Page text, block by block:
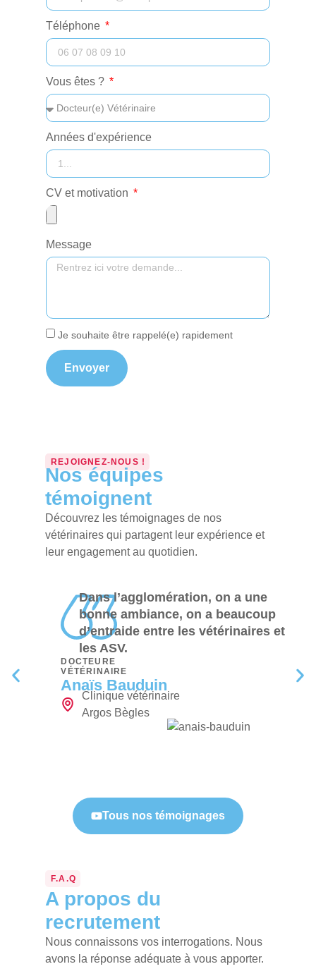
Téléphone
Vous êtes ?
Années d'expérience
CV et motivation
Message
Je souhaite être rappelé(e) rapidement
Envoyer
REJOIGNEZ-NOUS !
Nos équipes
témoignent
Découvrez les témoignages de nos
vétérinaires qui partagent leur expérience et
leur engagement au quotidien.
Dans l’agglomération, on a une
bonne ambiance, on a beaucoup
d’entraide entre les vétérinaires et
les ASV.
DOCTEURE
VÉTÉRINAIRE
Anaïs Bauduin
Clinique vétérinaire
Argos Bègles
Tous nos témoignages
F.A.Q
A propos du
recrutement
Nous connaissons vos interrogations. Nous
avons la réponse adéquate à vous apporter.